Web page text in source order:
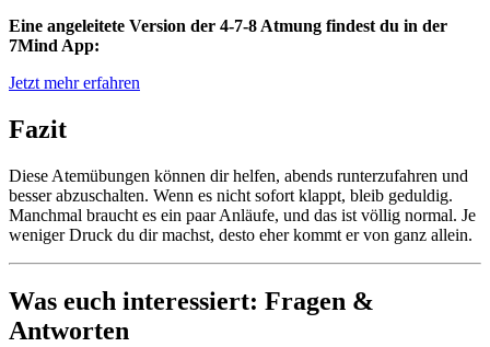
Eine angeleitete Version der 4-7-8 Atmung findest du in der
7Mind App:
Jetzt mehr erfahren
Fazit
Diese Atemübungen können dir helfen, abends runterzufahren und
besser abzuschalten. Wenn es nicht sofort klappt, bleib geduldig.
Manchmal braucht es ein paar Anläufe, und das ist völlig normal. Je
weniger Druck du dir machst, desto eher kommt er von ganz allein.
Was euch interessiert: Fragen &
Antworten